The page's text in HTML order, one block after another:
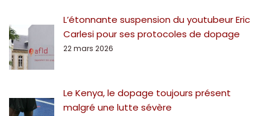
L’étonnante suspension du youtubeur Eric
Carlesi pour ses protocoles de dopage
22 mars 2026
Le Kenya, le dopage toujours présent
malgré une lutte sévère